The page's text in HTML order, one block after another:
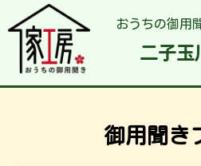
おうちの御用
二子玉
御用聞き